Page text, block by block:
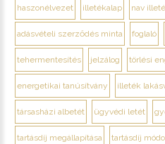
haszonélvezet illetékalap nav
adásvételi szerződés minta foglaló
tehermentesítés jelzálog törlési
energetikai tanúsítvány illeték
társasházi albetét ügyvédi letét
tartásdíj megállapítása tartásdíj